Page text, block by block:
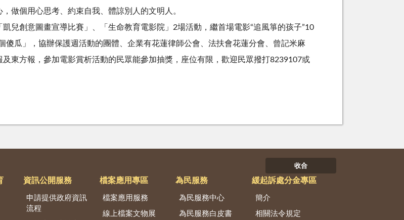
做個用心思考、約束自我、體諒別人的文明人。
創意圖畫宣導比賽」、「生命教育電影院」2場活動，繼首場電影“追風箏的孩子”10
傻瓜」，協辦保護週活動的團體、企業有花蓮律師公會、法扶會花蓮分會、曾記米麻
東方報，參加電影賞析活動的民眾能參加抽獎，座位有限，歡迎民眾撥打8239107或
收合
資訊公開服務
申請提供政府資訊
流程
檔案應用專區
檔案應用服務
線上檔案文物展
為民服務
為民服務中心
為民服務白皮書
緩起訴處分金專區
簡介
相關法令規定